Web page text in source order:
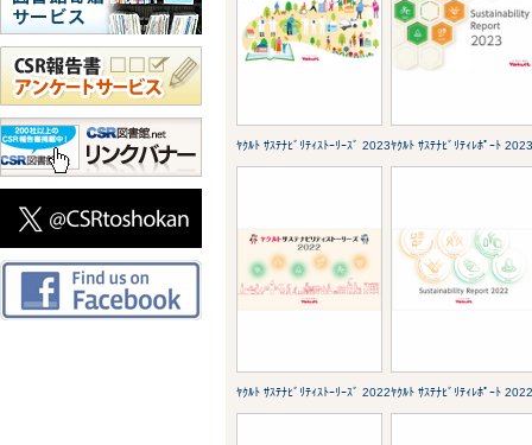
ﾔｸﾙﾄ ｻｽﾃﾅﾋﾞﾘﾃｨｽﾄｰﾘｰｽﾞ 2023ﾔｸﾙﾄ ｻｽﾃﾅﾋﾞﾘﾃｨﾚﾎﾟｰﾄ
ﾔｸﾙﾄ ｻｽﾃﾅﾋﾞﾘﾃｨｽﾄｰﾘｰｽﾞ 2022ﾔｸﾙﾄ ｻｽﾃﾅﾋﾞﾘﾃｨﾚﾎﾟｰﾄ